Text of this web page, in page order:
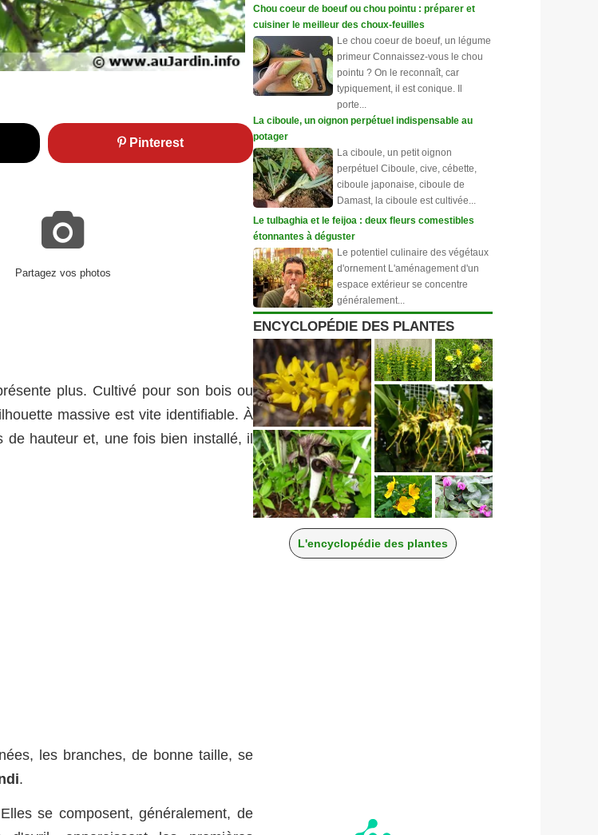
Pinterest
Partagez vos photos
plus. Cultivé pour son bois ou
massive est vite identifiable. À
hauteur et, une fois bien installé, il
les branches, de bonne taille, se
.
se composent, généralement, de
Chou coeur de boeuf ou chou pointu : préparer et
cuisiner le meilleur des choux-feuilles
Le chou coeur de boeuf, un légume
primeur Connaissez-vous le chou
pointu ? On le reconnaît, car
typiquement, il est conique. Il
porte...
La ciboule, un oignon perpétuel indispensable au
potager
La ciboule, un petit oignon
perpétuel Ciboule, cive, cébette,
ciboule japonaise, ciboule de
Damast, la ciboule est cultivée...
Le tulbaghia et le feijoa : deux fleurs comestibles
étonnantes à déguster
Le potentiel culinaire des végétaux
d'ornement L'aménagement d'un
espace extérieur se concentre
généralement...
ENCYCLOPÉDIE DES PLANTES
L'encyclopédie des plantes